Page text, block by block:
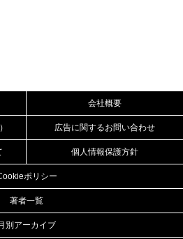
会社概要
広告に関するお問い合わせ
個人情報保護方針
ポリシー
著者一覧
別アーカイブ